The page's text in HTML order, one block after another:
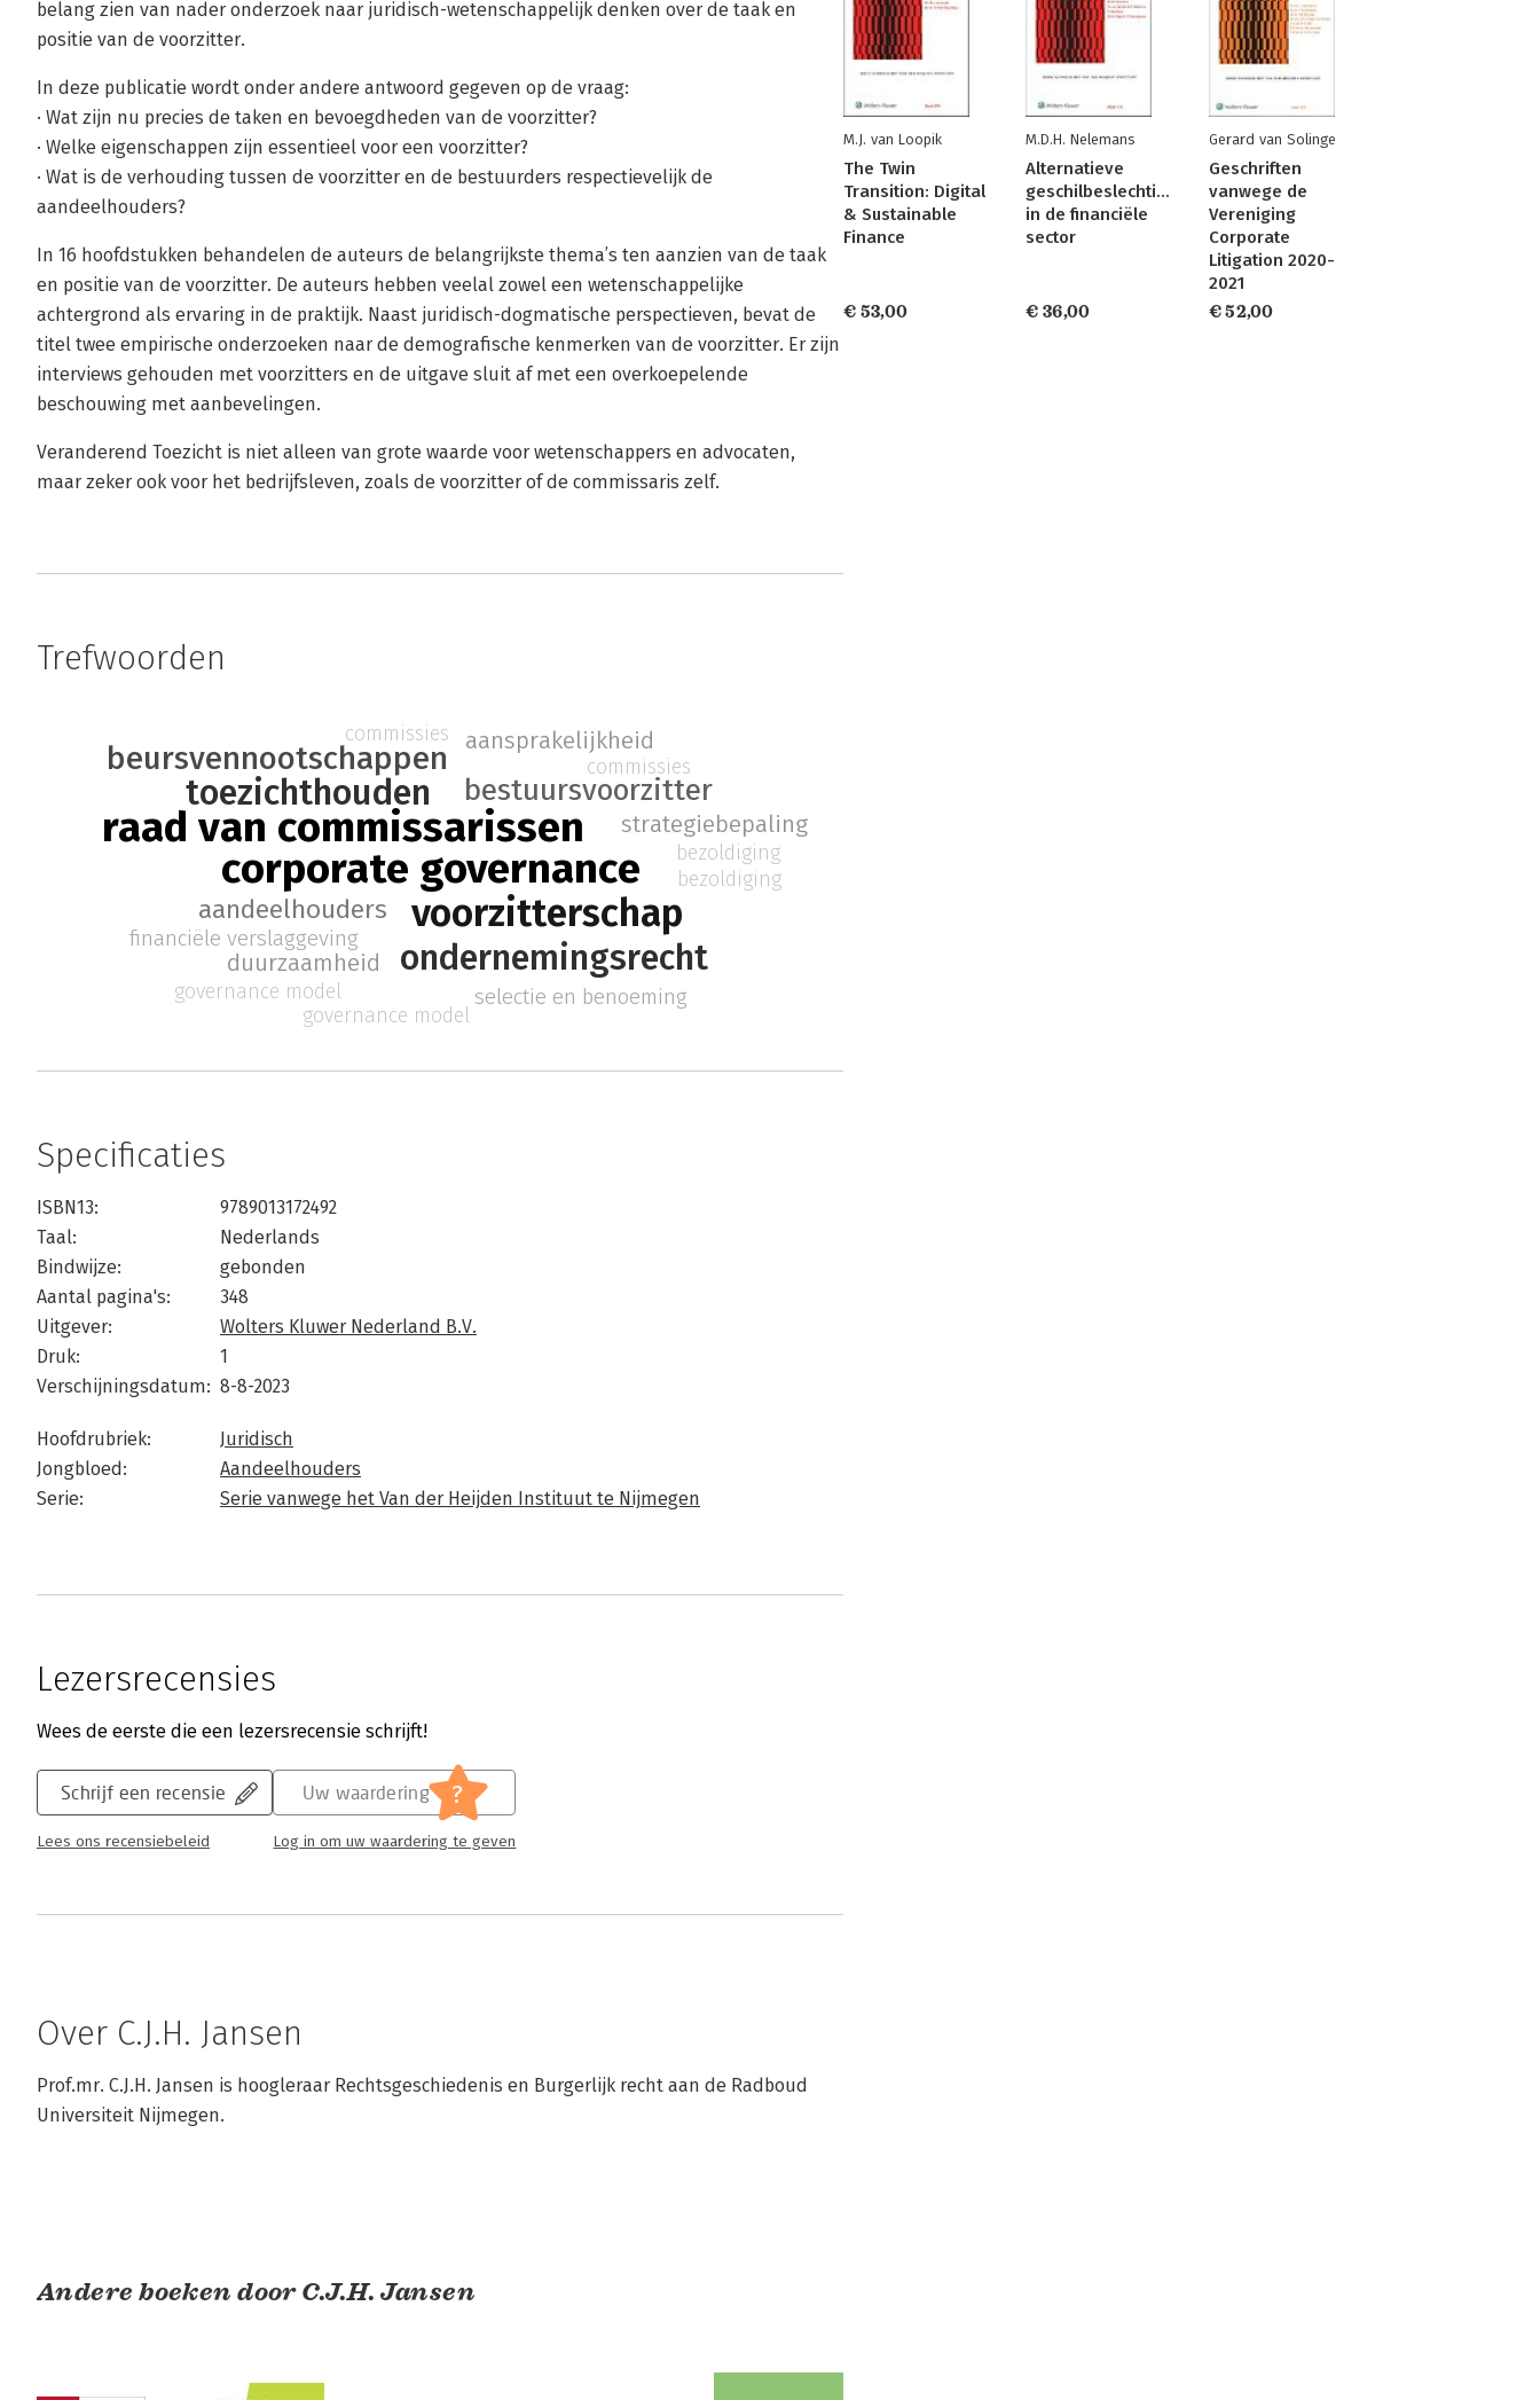
belang zien van nader onderzoek naar juridisch-wetenschappelijk denken over de taak en
positie van de voorzitter.
In deze publicatie wordt onder andere antwoord gegeven op de vraag:
· Wat zijn nu precies de taken en bevoegdheden van de voorzitter?
· Welke eigenschappen zijn essentieel voor een voorzitter?
· Wat is de verhouding tussen de voorzitter en de bestuurders respectievelijk de
aandeelhouders?
In 16 hoofdstukken behandelen de auteurs de belangrijkste thema’s ten aanzien van de taak
en positie van de voorzitter. De auteurs hebben veelal zowel een wetenschappelijke
achtergrond als ervaring in de praktijk. Naast juridisch-dogmatische perspectieven, bevat de
titel twee empirische onderzoeken naar de demografische kenmerken van de voorzitter. Er zijn
interviews gehouden met voorzitters en de uitgave sluit af met een overkoepelende
beschouwing met aanbevelingen.
Veranderend Toezicht is niet alleen van grote waarde voor wetenschappers en advocaten,
maar zeker ook voor het bedrijfsleven, zoals de voorzitter of de commissaris zelf.
Trefwoorden
corporate governance
raad van commissarissen
voorzitterschap
toezichthouden
ondernemingsrecht
beursvennootschappen
bestuursvoorzitter
aandeelhouders
duurzaamheid
aansprakelijkheid
strategiebepaling
financiële verslaggeving
selectie en benoeming
commissies
governance model
bezoldiging
commissies
governance model
bezoldiging
Specificaties
ISBN13:
9789013172492
Taal:
Nederlands
Bindwijze:
gebonden
Aantal pagina's:
348
Uitgever:
Wolters Kluwer Nederland B.V.
Druk:
1
Verschijningsdatum: 8-8-2023
Hoofdrubriek:
Juridisch
Jongbloed:
Aandeelhouders
Serie:
Serie vanwege het Van der Heijden Instituut te Nijmegen
Lezersrecensies
Wees de eerste die een lezersrecensie schrijft!
Schrijf een recensie
Lees ons recensiebeleid
Uw waardering ?
Log in om uw waardering te geven
Over C.J.H. Jansen
Prof.mr. C.J.H. Jansen is hoogleraar Rechtsgeschiedenis en Burgerlijk recht aan de Radboud
Universiteit Nijmegen.
Andere boeken door C.J.H. Jansen
M.J. van Loopik
The Twin
Transition: Digital
& Sustainable
Finance
€ 53,00
M.D.H. Nelemans
Alternatieve
geschilbeslechting
in de financiële
sector
€ 36,00
Gerard van Solinge
Geschriften
vanwege de
Vereniging
Corporate
Litigation 2020-
2021
€ 52,00